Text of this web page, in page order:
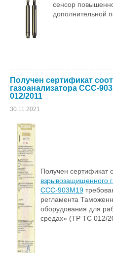
сенсор
дополнительной
Получен сертификат
газоанализатора ССС-
012/2011
30.11.2021
Получен сертификат
взрывозащищенного
ССС-903М19
регламента
оборудования для
средах» (ТР ТС 012/